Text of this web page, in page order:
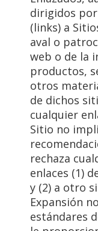
dirigidos
(links) a
aval o
web o de la
productos,
otros
de dichos
cualquier
Sitio no
rechaza
enlaces (1)
y (2) a otro
Expansión
estándares